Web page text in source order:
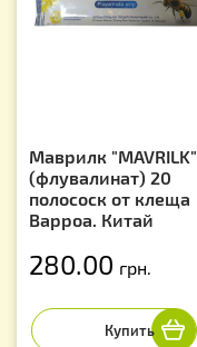
Маврилк "MAVRILK"
(флувалинат) 20
полоcоск от клеща
Варроа. Китай
280.00 грн.